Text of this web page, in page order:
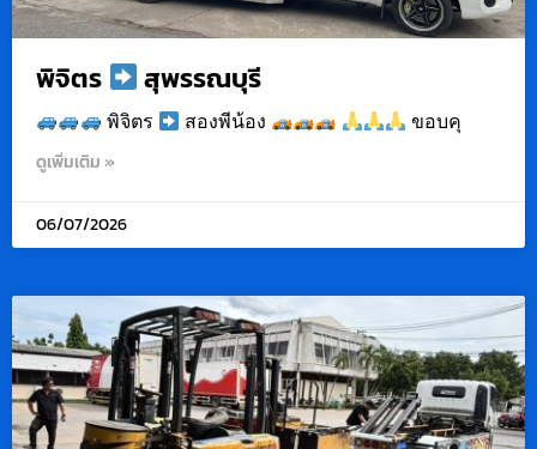
พิจิตร สุพรรณบุรี
พิจิตร สองพีน้อง ขอบคุ
ดูเพิ่มเติม »
06/07/2026